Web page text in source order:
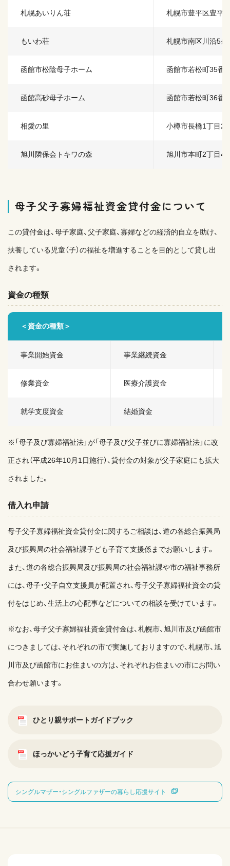
札幌あいりん荘 札幌市豊平区豊平
もいわ荘 札幌市南区川沿5
函館市松陰母子ホーム 函館市若松町35番
函館高砂母子ホーム 函館市若松町36番
相愛の里 小樽市長橋1丁目2
旭川隣保会トキワの森 旭川市本町2丁目
母子父子寡婦福祉資金貸付金について
この貸付金は、母子家庭、父子家庭、寡婦などの経済的自立を助け、
扶養している児童（子）の福祉を増進することを目的として貸し出
されます。
資金の種類
＜資金の種類＞
事業開始資金 事業継続資金
修業資金 医療介護資金
就学支度資金 結婚資金
※「母子及び寡婦福祉法」が「母子及び父子並びに寡婦福祉法」に改
正され（平成26年10月1日施行）、貸付金の対象が父子家庭にも拡大
されました。
借入れ申請
母子父子寡婦福祉資金貸付金に関するご相談は、道の各総合振興局
及び振興局の社会福祉課子ども子育て支援係までお願いします。
また、道の各総合振興局及び振興局の社会福祉課や市の福祉事務所
には、母子・父子自立支援員が配置され、母子父子寡婦福祉資金の貸
付をはじめ、生活上の心配事などについての相談を受けています。
※なお、母子父子寡婦福祉資金貸付金は、札幌市、旭川市及び函館市
につきましては、それぞれの市で実施しておりますので、札幌市、旭
川市及び函館市にお住まいの方は、それぞれお住まいの市にお問い
合わせ願います。
ひとり親サポートガイドブック
ほっかいどう子育て応援ガイド
シングルマザー・シングルファザーの暮らし応援サイト